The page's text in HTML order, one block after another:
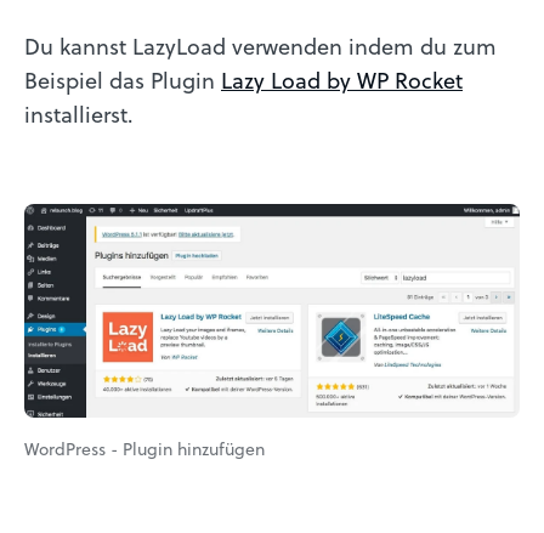
Du kannst LazyLoad verwenden indem du zum
Beispiel das Plugin Lazy Load by WP Rocket
installierst.
WordPress - Plugin hinzufügen